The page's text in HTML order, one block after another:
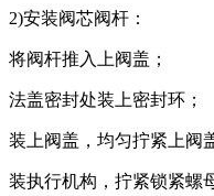
2)安装阀芯阀杆：
将阀杆推入上阀盖；
法盖密封处装上密封环；
装上阀盖，均匀拧紧上阀
装执行机构，拧紧锁紧螺